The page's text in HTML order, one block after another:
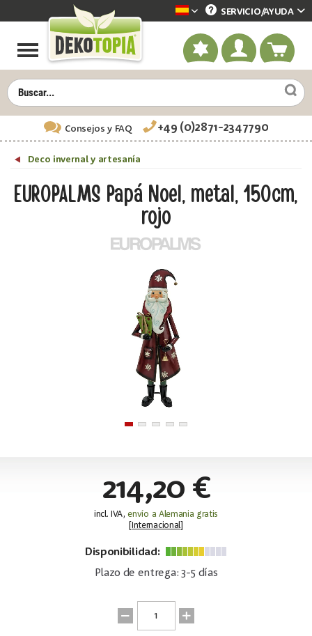
Dekotopia spanisch
SERVICIO/AYUDA
Consejos y FAQ +49 (0)2871-2347790
Deco invernal y artesanía
EUROPALMS Papá Noel, metal, 150cm,
rojo
214,20 €
incl. IVA,envío a Alemania gratis
Internacional]
Disponibilidad:
Plazo de entrega: 3-5 días